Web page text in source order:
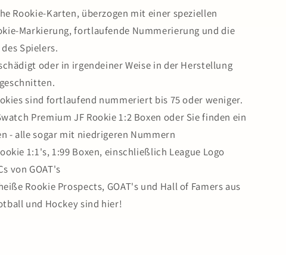
Rookie-Karten, überzogen mit einer speziellen
Markierung, fortlaufende Nummerierung und die
Spielers.
oder in irgendeiner Weise in der Herstellung
sind fortlaufend nummeriert bis 75 oder weniger.
Premium JF Rookie 1:2 Boxen oder Sie finden ein
- alle sogar mit niedrigeren Nummern
1:1's, 1:99 Boxen, einschließlich League Logo
von GOAT's
Rookie Prospects, GOAT's und Hall of Famers aus
und Hockey sind hier!